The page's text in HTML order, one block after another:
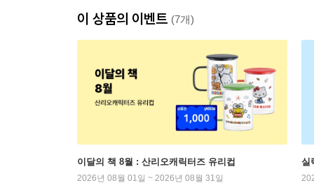
이 상품의 이벤트 (7개)
이달의 책 8월 : 산리오캐릭터즈 유리컵
2026년 08월 01일 ~ 2026년 08월 31일
실